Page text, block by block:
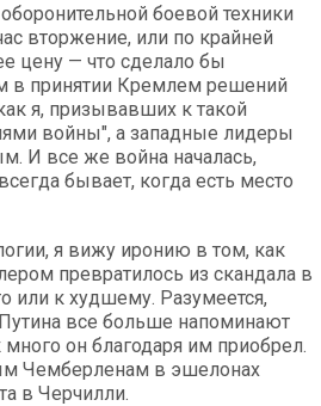
боевой техники
вторжение, или по крайней
цену — что сделало бы
в принятии Кремлем решений
я, призывавших к такой
войны", а западные лидеры
И все же война началась,
бывает, когда есть место
я вижу иронию в том, как
превратилось из скандала в
или к худшему. Разумеется,
все больше напоминают
много он благодаря им приобрел.
Чемберленам в эшелонах
в Черчилли.